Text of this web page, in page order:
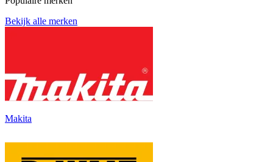
Bekijk alle merken
Makita